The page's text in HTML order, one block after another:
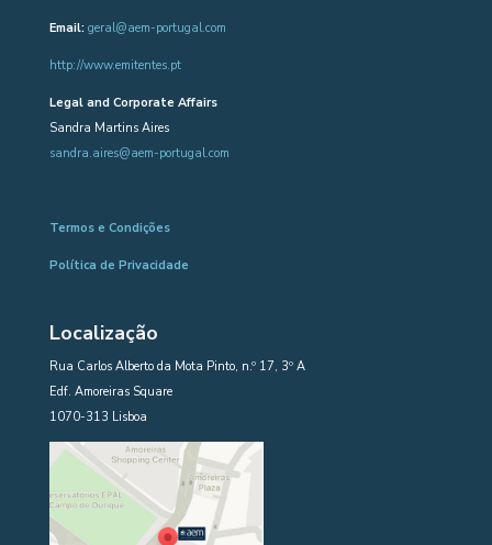
Email: geral@aem-portugal.com
http://www.emitentes.pt
Legal and Corporate Affairs
Sandra Martins Aires
sandra.aires@aem-portugal.com
Termos e Condições
Política de Privacidade
Localização
Rua Carlos Alberto da Mota Pinto, n.º 17, 3º A
Edf. Amoreiras Square
1070-313 Lisboa